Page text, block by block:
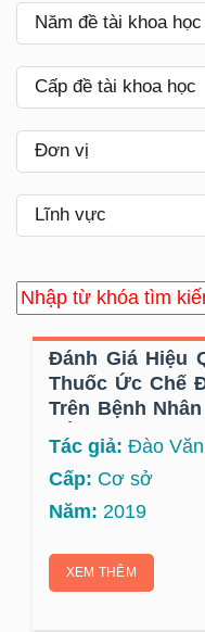
Đánh Giá Hiệu
Thuốc Ức Chế
Trên Bệnh
Hắc Tố, Ung
Tại Bệnh Viện
Đến Tháng 12
Tác giả: Đào
Cấp: Cơ sở
Năm: 2019
XEM THÊM